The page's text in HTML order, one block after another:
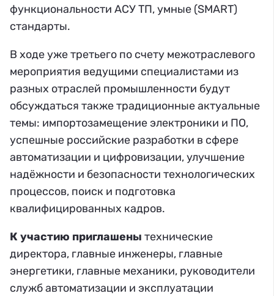
функциональности АСУ ТП, умные (SMART)
стандарты.
В ходе уже третьего по счету межотраслевого
мероприятия ведущими специалистами из
разных отраслей промышленности будут
обсуждаться также традиционные актуальные
темы: импортозамещение электроники и ПО,
успешные российские разработки в сфере
автоматизации и цифровизации, улучшение
надёжности и безопасности технологических
процессов, поиск и подготовка
квалифицированных кадров.
К участию приглашены технические
директора, главные инженеры, главные
энергетики, главные механики, руководители
служб автоматизации и эксплуатации